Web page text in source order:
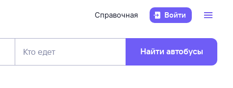
Справочная Войти
Кто едет Найти автобусы